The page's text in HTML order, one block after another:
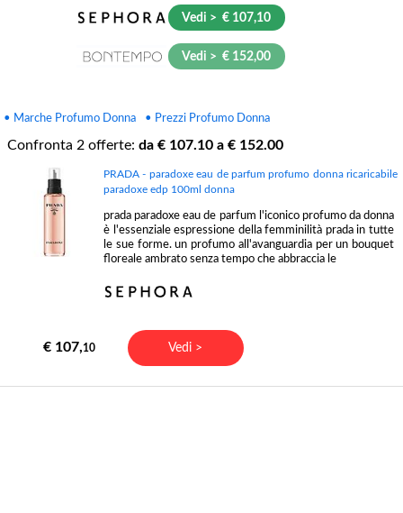
Vedi > € 107,10
Vedi > € 152,00
• Marche Profumo Donna • Prezzi Profumo Donna
Confronta 2 offerte: da € 107.10 a € 152.00
PRADA - paradoxe eau de parfum profumo donna ricaricabile
paradoxe edp 100ml donna
prada paradoxe eau de parfum l'iconico profumo da donna
è l'essenziale espressione della femminilità prada in tutte
le sue forme. un profumo all'avanguardia per un bouquet
floreale ambrato senza tempo che abbraccia le
€ 107,10 Vedi >